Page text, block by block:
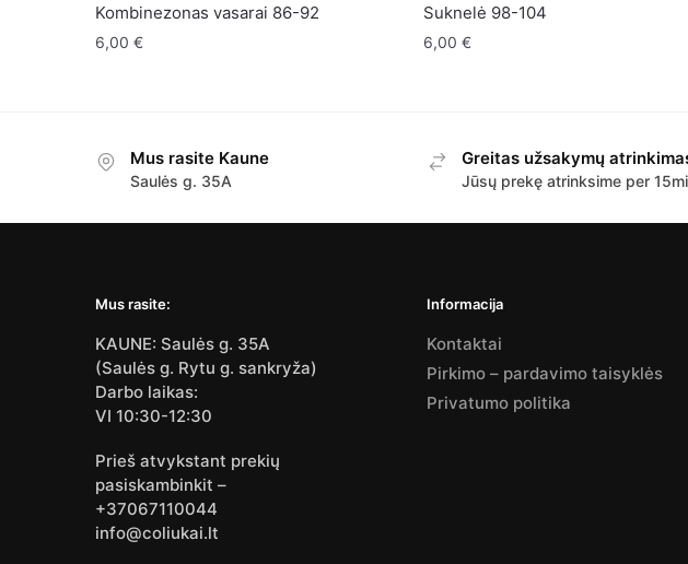
Kombinezonas vasarai 86-92
6,00€
Suknelė 98-104
6,00 €
Mus rasite Kaune
Saulės g. 35A
Greitas užsakymų
Jūsų prekę atrinksime per
Mus rasite:
KAUNE: Saulės g. 35A
(Saulės g. Rytu g. sankryža)
Darbo laikas:
VI 10:30-12:30
Prieš atvykstant prekių
pasiskambinkit –
+37067110044
info@coliukai.lt
Informacija
Kontaktai
Pirkimo – pardavimo taisyklės
Privatumo politika